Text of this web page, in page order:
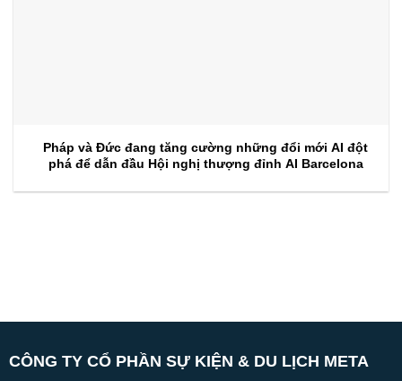
Pháp và Đức đang tăng cường những đổi mới AI đột
phá để dẫn đầu Hội nghị thượng đỉnh AI Barcelona
CÔNG TY CỔ PHẦN SỰ KIỆN & DU LỊCH META